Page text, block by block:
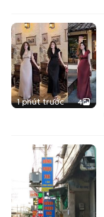
1 phút trước 4